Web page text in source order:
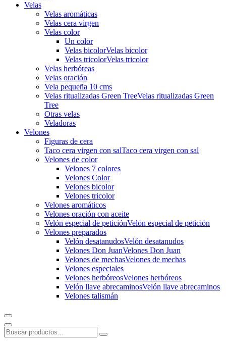
Velas
Velas aromáticas
Velas cera virgen
Velas color
Un color
Velas bicolorVelas bicolor
Velas tricolorVelas tricolor
Velas herbóreas
Velas oración
Vela pequeña 10 cms
Velas ritualizadas Green TreeVelas ritualizadas Green
Tree
Otras velas
Veladoras
Velones
Figuras de cera
Taco cera virgen con salTaco cera virgen con sal
Velones de color
Velones 7 colores
Velones Color
Velones bicolor
Velones tricolor
Velones aromáticos
Velones oración con aceite
Velón especial de peticiónVelón especial de petición
Velones preparados
Velón desatanudosVelón desatanudos
Velones Don JuanVelones Don Juan
Velones de mechasVelones de mechas
Velones especiales
Velones herbóreosVelones herbóreos
Velón llave abrecaminosVelón llave abrecaminos
Velones talismán